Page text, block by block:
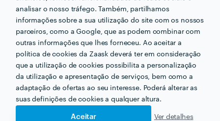
analisar o nosso tráfego. Também, partilhamos
informações sobre a sua utilização do site com os nossos
parceiros, como a Google, que as podem combinar com
outras informações que lhes forneceu. Ao aceitar a
política de cookies da Zaask deverá ter em consideração
que a utilização de cookies possibilita a personalização
da utilização e apresentação de serviços, bem como a
adaptação de ofertas ao seu interesse. Poderá alterar as
suas definições de cookies a qualquer altura.
Aceitar Ver detalhes
PERGUNTAS E RESPOSTAS
Em que informações deve um ou uma cliente pensar
acerca do projecto que quer realizar antes de falar
com profissionais?
Deverá sempre perguntar e pedir opiniões que o
ajudem a tomar as decisões corretas.